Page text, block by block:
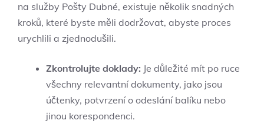
na služby Pošty Dubné, existuje několik snadných
kroků, které byste měli dodržovat, abyste proces
urychlili a zjednodušili.
Zkontrolujte doklady: Je důležité mít po ruce
všechny relevantní dokumenty, jako jsou
účtenky, potvrzení o odeslání balíku nebo
jinou korespondenci.